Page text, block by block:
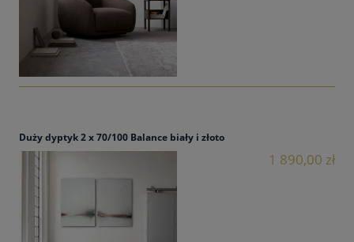
Duży dyptyk 2 x 70/100 Balance biały i złoto
1 890,00 zł